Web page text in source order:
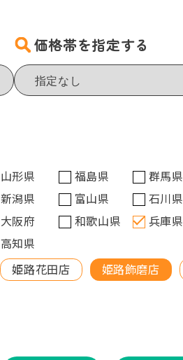
価格帯を指定する
山形県 福島県 群馬県
新潟県 富山県 石川県
大阪府 和歌山県 兵庫県
高知県
姫路花田店 姫路飾磨店